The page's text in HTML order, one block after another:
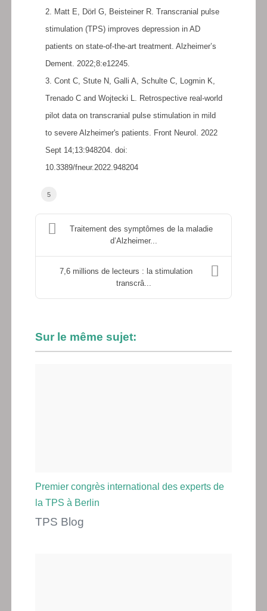
2. Matt E, Dörl G, Beisteiner R. Transcranial pulse
stimulation (TPS) improves depression in AD
patients on state-of-the-art treatment. Alzheimer’s
Dement. 2022;8:e12245.
3. Cont C, Stute N, Galli A, Schulte C, Logmin K,
Trenado C and Wojtecki L. Retrospective real-world
pilot data on transcranial pulse stimulation in mild
to severe Alzheimer's patients. Front Neurol. 2022
Sept 14;13:948204. doi:
10.3389/fneur.2022.948204
5
Traitement des symptômes de la maladie
d’Alzheimer...
7,6 millions de lecteurs : la stimulation
transcrâ...
Sur le même sujet:
Premier congrès international des experts de
la TPS à Berlin
TPS Blog